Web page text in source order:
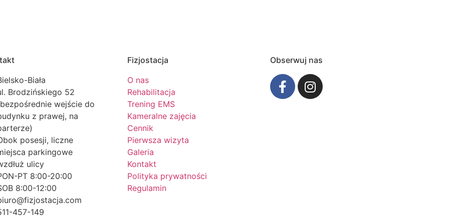
Biała
Brodzińskiego 52
wejście do
z prawej, na
posesji, liczne
parkingowe
ulicy
PT 8:00-20:00
8:00-12:00
457-149
Fizjostacja
O nas
Rehabilitacja
Trening EMS
Kameralne zajęcia
Cennik
Pierwsza wizyta
Galeria
Kontakt
Polityka prywatności
Regulamin
Obserwuj nas